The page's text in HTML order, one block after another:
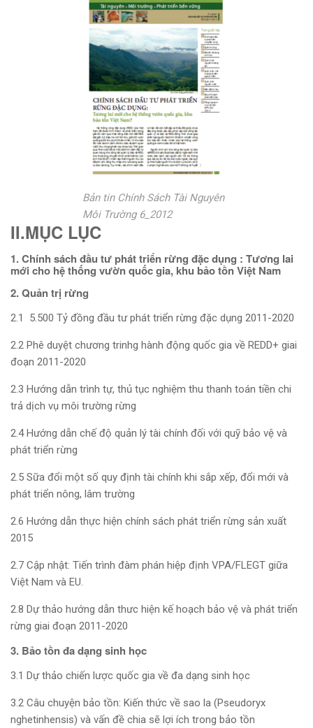
Bản tin Chính Sách Tài Nguyên
Môi Trường 6_2012
II.MỤC LỤC
1. Chính sách đầu tư phát triển rừng đặc dụng : Tương lai
mới cho hệ thống vườn quốc gia, khu bảo tồn Việt Nam
2. Quản trị rừng
2.1 5.500 Tỷ đồng đầu tư phát triển rừng đặc dụng 2011-2020
2.2 Phê duyệt chương trinhg hành động quốc gia về REDD+ giai
đoạn 2011-2020
2.3 Hướng dẫn trình tự, thủ tục nghiệm thu thanh toán tiền chi
trả dịch vụ môi trường rừng
2.4 Hướng dẫn chế độ quản lý tài chính đối với quỹ bảo vệ và
phát triển rừng
2.5 Sữa đổi một số quy định tài chính khi sắp xếp, đổi mới và
phát triển nông, lâm trường
2.6 Hướng dẫn thực hiện chính sách phát triển rừng sản xuất
2015
2.7 Cập nhật: Tiến trình đàm phán hiệp định VPA/FLEGT giữa
Việt Nam và EU.
2.8 Dự thảo hướng dẫn thưc hiện kế hoạch bảo vệ và phát triển
rừng giai đoạn 2011-2020
3. Bảo tồn đa dạng sinh học
3.1 Dự thảo chiến lược quốc gia về đa dạng sinh học
3.2 Câu chuyện bảo tồn: Kiến thức về sao la (Pseudoryx
nghetinhensis) và vấn đề chia sẽ lợi ích trong bảo tồn